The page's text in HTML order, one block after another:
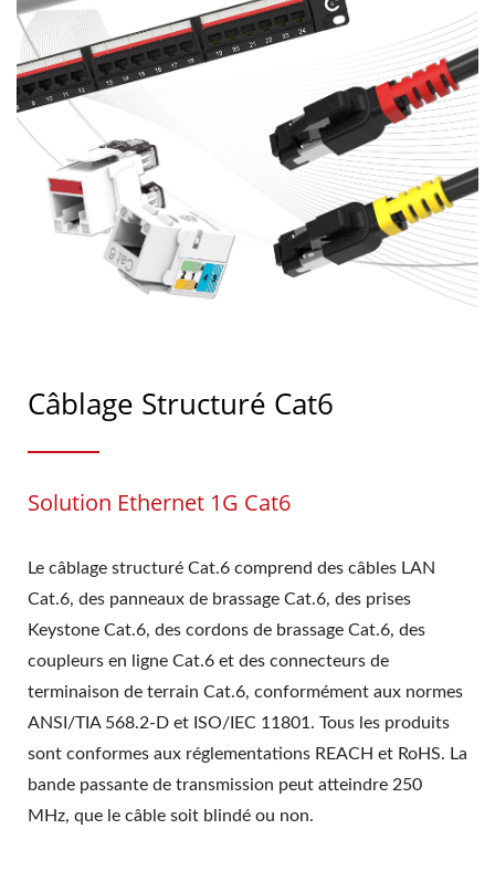
Câblage Structuré Cat6
Solution Ethernet 1G Cat6
Le câblage structuré Cat.6 comprend des câbles LAN
Cat.6, des panneaux de brassage Cat.6, des prises
Keystone Cat.6, des cordons de brassage Cat.6, des
coupleurs en ligne Cat.6 et des connecteurs de
terminaison de terrain Cat.6, conformément aux normes
ANSI/TIA 568.2-D et ISO/IEC 11801. Tous les produits
sont conformes aux réglementations REACH et RoHS. La
bande passante de transmission peut atteindre 250
MHz, que le câble soit blindé ou non.